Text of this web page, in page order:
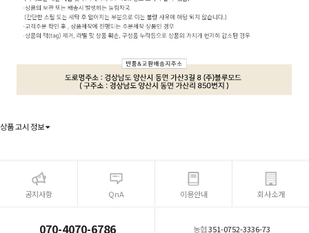
상품 고시 정보
공지사항 QnA 이용안내 회사소개
070-4070-6786 농협351-0752-3336-73